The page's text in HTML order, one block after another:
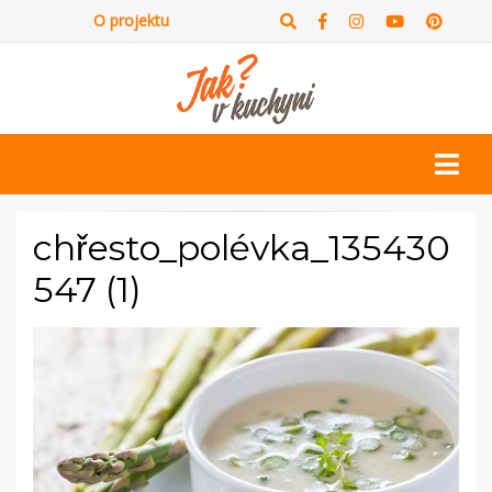
O projektu
chřesto_polévka_135430
547 (1)